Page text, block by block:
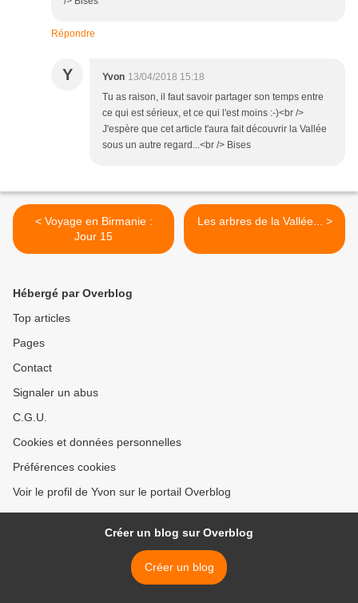
Répondre
Y Yvon 13/04/2018 15:18
Tu as raison, il faut savoir partager son temps entre
ce qui est sérieux, et ce qui l'est moins :-)<br />
J'espère que cet article t'aura fait découvrir la Vallée
sous un autre regard...<br /> Bises
< Voyage en Birmanie :
Jour 15
Les arbres de la Vallée... >
Hébergé par Overblog
Top articles
Pages
Contact
Signaler un abus
C.G.U.
Cookies et données personnelles
Préférences cookies
Voir le profil de Yvon sur le portail Overblog
Créer un blog sur Overblog
Créer un blog